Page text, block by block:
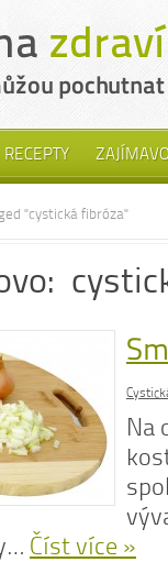
RECEPTY
"cystická fibróza"
Na
Číst více »